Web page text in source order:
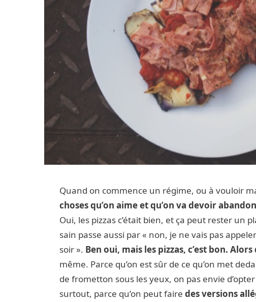
Quand on commence un régime, ou à vouloir
choses qu’on aime et qu’on va devoir
Oui, les pizzas c’était bien, et ça peut rester un
sain passe aussi par « non, je ne vais pas
soir ». Ben oui, mais les pizzas, c’est bon.
même. Parce qu’on est sûr de ce qu’on met
de frometton sous les yeux, on pas envie
surtout, parce qu’on peut faire des versions